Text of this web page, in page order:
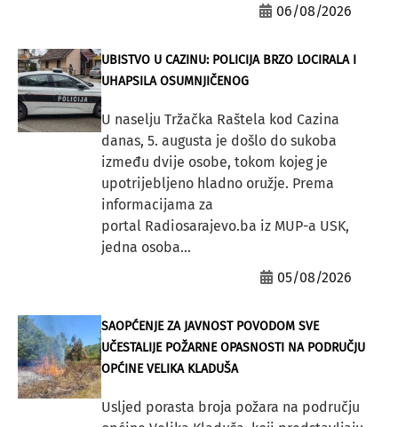
06/08/2026
UBISTVO U CAZINU: POLICIJA BRZO LOCIRALA I
UHAPSILA OSUMNJIČENOG
U naselju Tržačka Raštela kod Cazina
danas, 5. augusta je došlo do sukoba
između dvije osobe, tokom kojeg je
upotrijebljeno hladno oružje. Prema
informacijama za
portal Radiosarajevo.ba iz MUP-a USK,
jedna osoba...
05/08/2026
SAOPĆENJE ZA JAVNOST POVODOM SVE
UČESTALIJE POŽARNE OPASNOSTI NA PODRUČJU
OPĆINE VELIKA KLADUŠA
Usljed porasta broja požara na području